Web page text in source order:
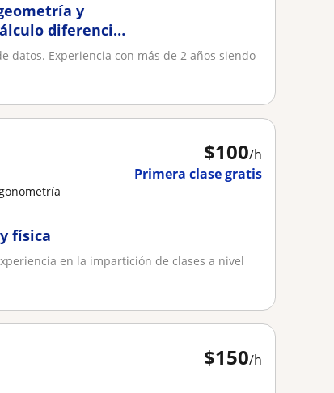
y
diferencial
datos. Experiencia con más de 2 años siendo
$100/h
Primera clase gratis
física
en la impartición de clases a nivel
$150/h